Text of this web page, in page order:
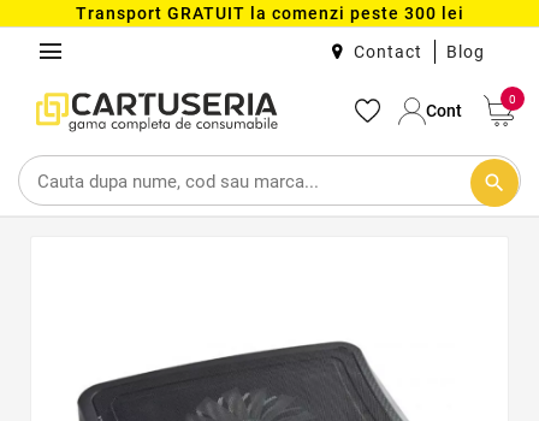
Transport GRATUIT la comenzi peste 300 lei
menu Contact Blog
Cont
0
search